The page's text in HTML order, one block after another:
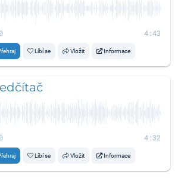
4:43
Líbí se Vložit Informace
4:32
Líbí se Vložit Informace